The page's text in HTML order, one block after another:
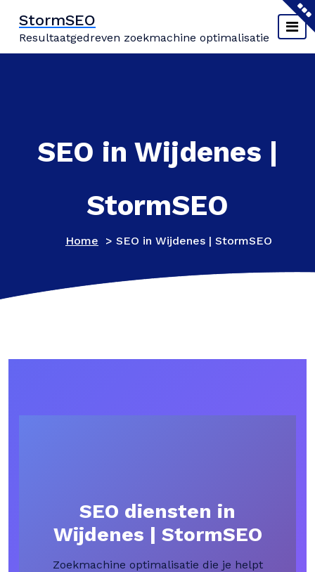
inhoud
springen
StormSEO
Resultaatgedreven zoekmachine optimalisatie
SEO in Wijdenes |
StormSEO
Home > SEO in Wijdenes | StormSEO
SEO diensten in
Wijdenes | StormSEO
Zoekmachine optimalisatie die je helpt